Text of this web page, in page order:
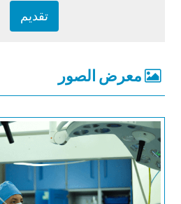
معرض الصور